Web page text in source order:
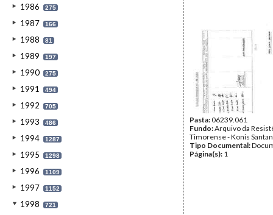
1986 275
1987 166
1988 81
1989 197
1990 275
1991 494
1992 705
1993 486
1994 1287
1995 1298
1996 1109
1997 1152
1998 721
Pasta:06239.061
Fundo:Arquivo da
Timorense - Konis
Tipo Documental:
Página(s): 1